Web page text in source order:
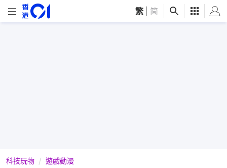
繁 简
科技玩物 遊戲動漫